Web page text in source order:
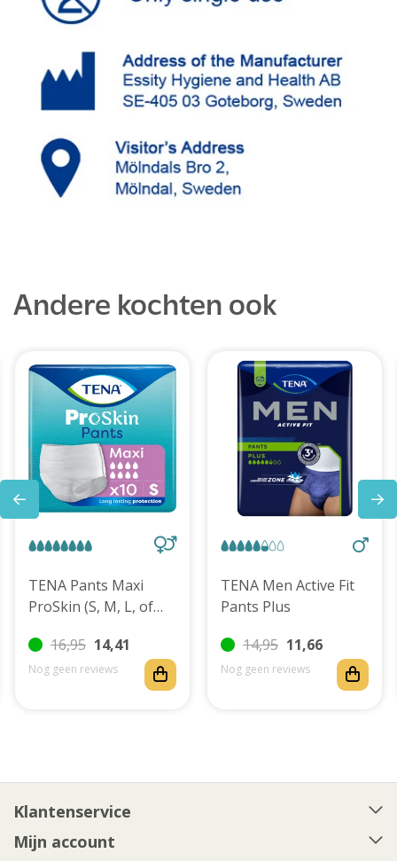
Andere kochten ook
TENA Pants Maxi
ProSkin (S, M, L, of
16,95 14,41
Nog geen reviews
TENA Men Active Fit
Pants Plus
14,95 11,66
Nog geen reviews
Klantenservice
Mijn account